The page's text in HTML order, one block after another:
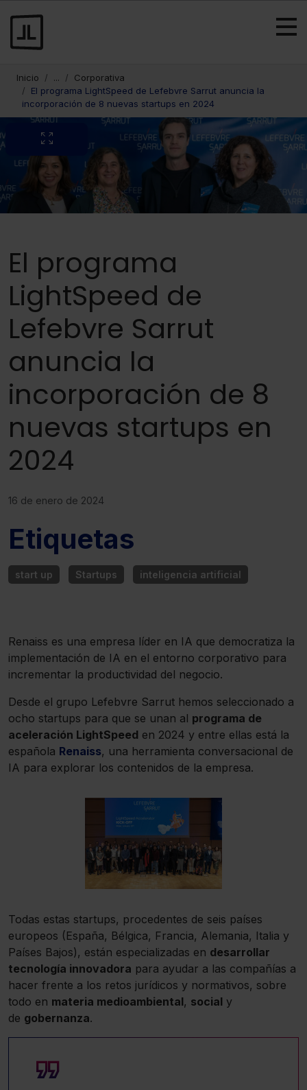
Inicio ...
Corporativa
El programa LightSpeed de Lefebvre Sarrut anuncia la
incorporación de 8 nuevas startups en 2024
El programa
LightSpeed de
Lefebvre Sarrut
anuncia la
incorporación de 8
nuevas startups en
2024
16 de enero de 2024
Renaiss es una empresa líder en IA que democratiza la
implementación de IA en el entorno corporativo para
incrementar la productividad del negocio.
Desde el grupo Lefebvre Sarrut hemos seleccionado a
ocho startups para que se unan al programa de
aceleración LightSpeed en 2024 y entre ellas está la
española Renaiss, una herramienta conversacional de
IA para explorar los contenidos de la empresa.
Todas estas startups, procedentes de seis países
europeos (España, Bélgica, Francia, Alemania, Italia y
Países Bajos), están especializadas en desarrollar
tecnología innovadora para ayudar a las compañías a
hacer frente a los retos jurídicos y normativos, sobre
todo en materia medioambiental, social y
de gobernanza.
Etiquetas
start up Startups inteligencia artificial